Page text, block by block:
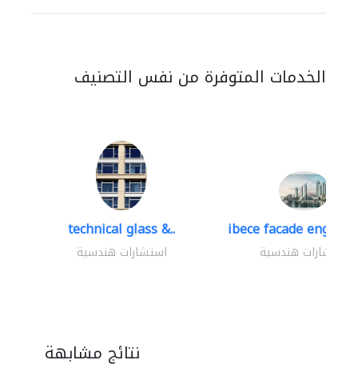
الخدمات المتوفرة من نفس التصنيف
technical glass &..
استشارات هندسية
ibece facade
استشارات هندسية
نتائج مشابهة